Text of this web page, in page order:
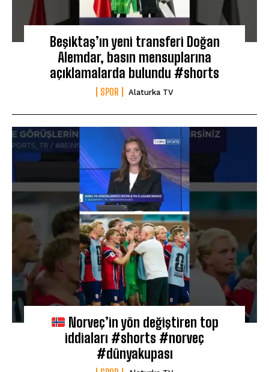
Beşiktaş’ın yeni transferi Doğan
Alemdar, basın mensuplarına
açıklamalarda bulundu #shorts
SPOR Alaturka TV
Norveç’in yön değiştiren top
iddiaları #shorts #norveç
#dünyakupası